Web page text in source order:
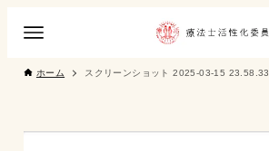
ホーム スクリーンショット 2025-03-15 23.58.33